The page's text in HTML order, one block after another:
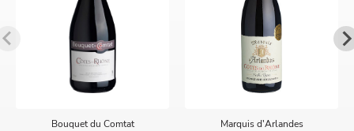
Bouquet du Comtat Marquis d'Arlandes